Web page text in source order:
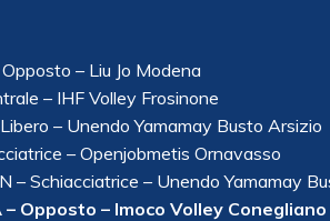
– Liu Jo Modena
– IHF Volley Frosinone
– Unendo Yamamay Busto Arsizio
– Openjobmetis Ornavasso
– Schiacciatrice – Unendo Yamamay
– Opposto – Imoco Volley Conegliano